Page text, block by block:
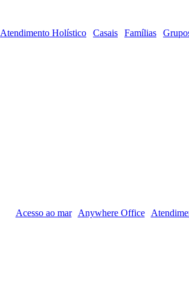
Atendimento Holístico Casais Famílias
Acesso ao mar Anywhere Office